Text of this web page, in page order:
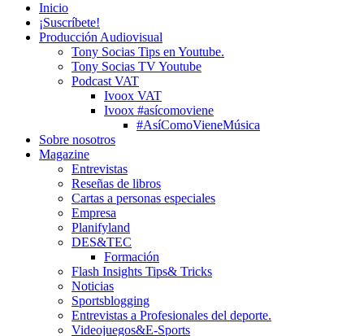
campo
búsqueda
Inicio
¡Suscríbete!
Producción Audiovisual
Tony Socias Tips en Youtube.
Tony Socias TV Youtube
Podcast VAT
Ivoox VAT
Ivoox #asícomoviene
#AsíComoVieneMúsica
Sobre nosotros
Magazine
Entrevistas
Reseñas de libros
Cartas a personas especiales
Empresa
Planifyland
DES&TEC
Formación
Flash Insights Tips& Tricks
Noticias
Sportsblogging
Entrevistas a Profesionales del deporte.
Videojuegos&E-Sports